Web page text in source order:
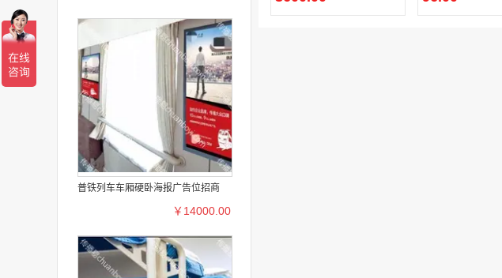
普铁列车车厢硬卧海报广告位招商
￥14000.00